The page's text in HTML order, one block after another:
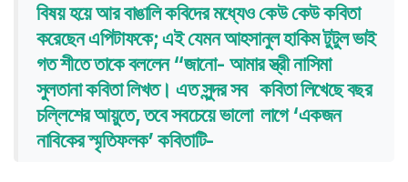
বিষয় হয়ে আর বাঙালি কবিদের মধ্যেও কেউ কেউ কবিতা
করেছেন এপিটাফকে; এই যেমন আহসানুল হাকিম টুটুল ভাই
গত শীতে তাকে বললেন “জানো- আমার স্ত্রী নাসিমা
সুলতানা কবিতা লিখত। এত সুন্দর সব কবিতা লিখেছে বছর
চল্লিশের আয়ুতে, তবে সবচেয়ে ভালো লাগে ‘একজন
নাবিকের স্মৃতিফলক’ কবিতাটি-